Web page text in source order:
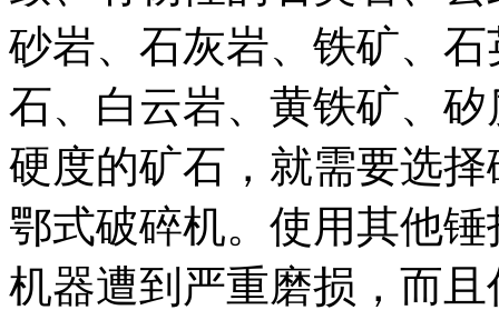
砂岩、石灰岩、铁矿、
石、白云岩、黄铁矿、
硬度的矿石，就需要选
鄂式破碎机。使用其他
机器遭到严重磨损，而